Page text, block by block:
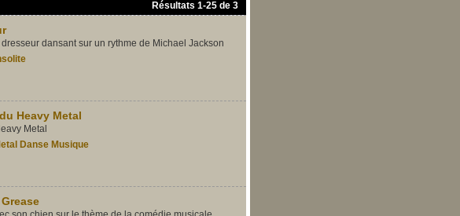
Résultats 1-25 de 3
dansant sur un rythme de Michael Jackson
Heavy Metal
Metal
Danse Musique